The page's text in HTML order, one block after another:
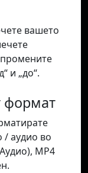
вашето
и „до“.
формат
/ аудио во
MP4